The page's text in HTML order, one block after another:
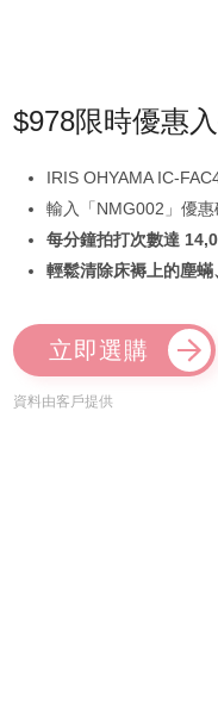
$978限時優惠
IRIS OHYAMA IC-
輸入「NMG002」優
每分鐘拍打次數達
輕鬆清除床褥上的塵蟎
立即選購
資料由客戶提供